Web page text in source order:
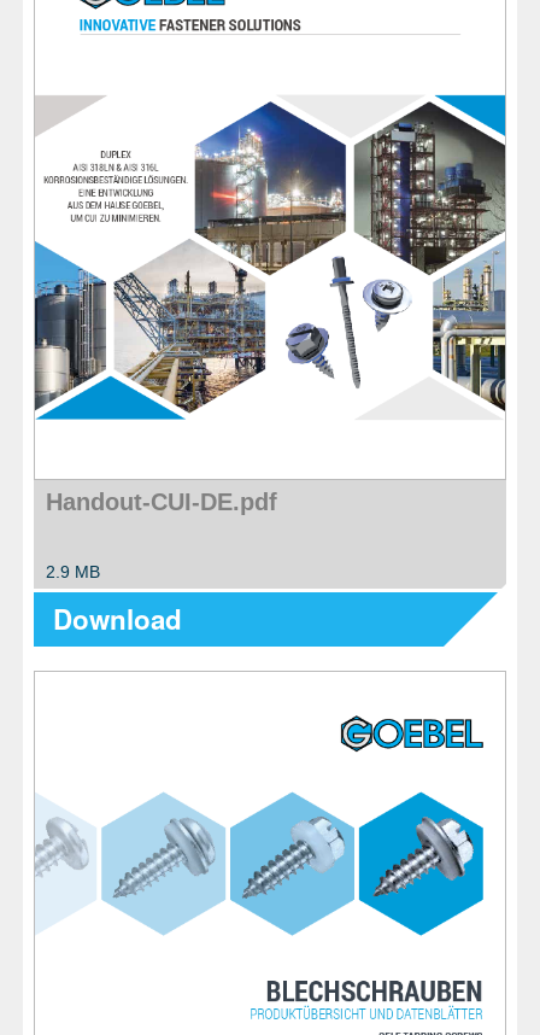
METAALWAREN
BESCHERMING
AANBIEDINGEN
%SALE%
CATALOGI
Handout-CUI-DE.pdf
2.9 MB
Download